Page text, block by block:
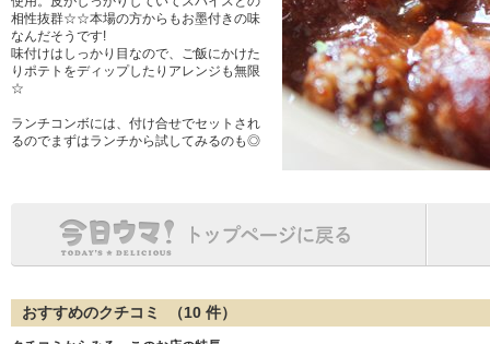
相性抜群☆☆本場の方からもお墨付きの味
なんだそうです!
味付けはしっかり目なので、ご飯にかけた
りポテトをディップしたりアレンジも無限
☆
ランチコンボには、付け合せでセットされ
るのでまずはランチから試してみるのも◎
おすすめのクチコミ （10 件）